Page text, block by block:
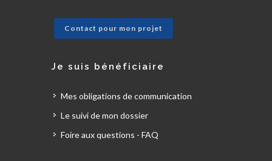
Contact pour mon projet
Je suis bénéficiaire
Mes obligations de communication
Le suivi de mon dossier
Foire aux questions - FAQ